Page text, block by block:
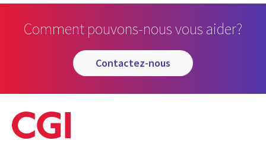
Comment pouvons-nous vous aider?
contactez-nous